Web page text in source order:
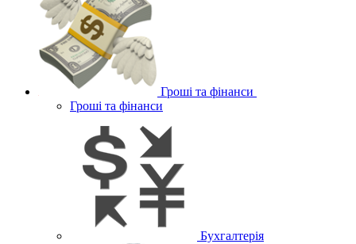
Гроші та фінанси
Гроші та фінанси
Бухгалтерія